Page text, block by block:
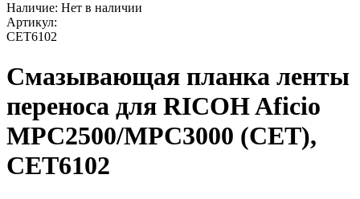
Наличие: Нет в наличии
Артикул:
CET6102
Смазывающая планка ленты
переноса для RICOH Aficio
MPC2500/MPC3000 (CET),
CET6102